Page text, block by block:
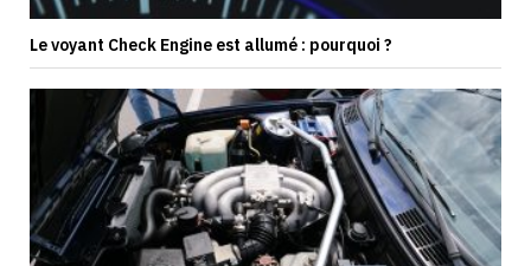
Le voyant Check Engine est allumé : pourquoi ?